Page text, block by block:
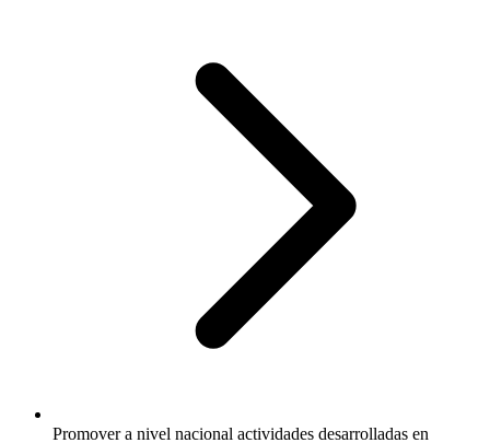
Promover a nivel nacional actividades desarrolladas en